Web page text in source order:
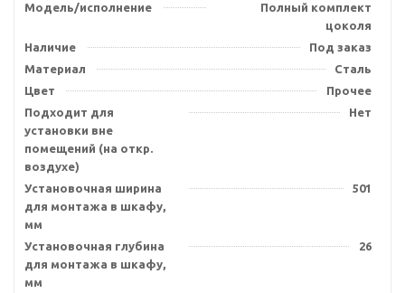
Модель/исполнение
Полный комплект
цоколя
Наличие
Под заказ
Материал
Сталь
Цвет
Прочее
Подходит для
установки вне
помещений (на откр.
воздухе)
Нет
Установочная ширина
для монтажа в шкафу,
мм
501
Установочная глубина
для монтажа в шкафу,
мм
26